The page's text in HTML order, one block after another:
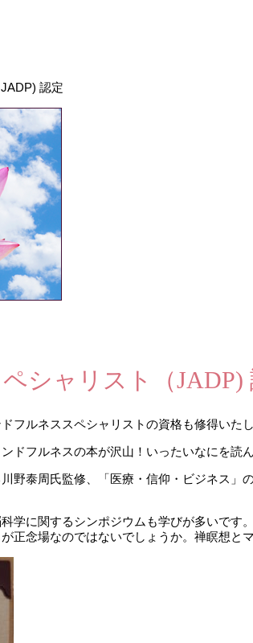
認定
シャリスト（JADP)
フルネススペシャリストの資格も修得いたし
ドフルネスの本が沢山！いったいなにを読
野泰周氏監修、「医療・信仰・ビジネス
学に関するシンポジウムも学びが多いで
正念場なのではないでしょうか。禅瞑想と